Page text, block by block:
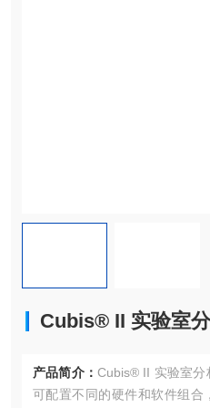
Cubis® II 实验室
产品简介： Cubis® II 实验室分
可配置不同的硬件和软件组合